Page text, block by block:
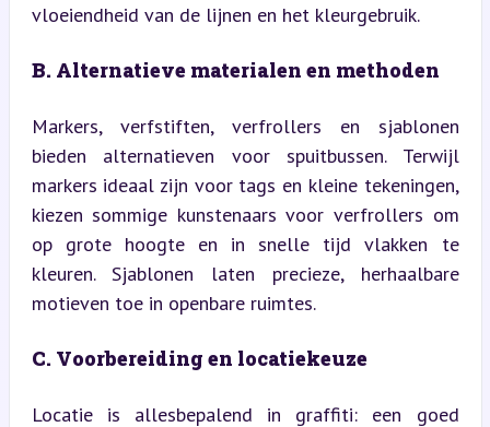
vloeiendheid van de lijnen en het kleurgebruik.
B. Alternatieve materialen en methoden
Markers, verfstiften, verfrollers en sjablonen
bieden alternatieven voor spuitbussen. Terwijl
markers ideaal zijn voor tags en kleine tekeningen,
kiezen sommige kunstenaars voor verfrollers om
op grote hoogte en in snelle tijd vlakken te
kleuren. Sjablonen laten precieze, herhaalbare
motieven toe in openbare ruimtes.
C. Voorbereiding en locatiekeuze
Locatie is allesbepalend in graffiti: een goed